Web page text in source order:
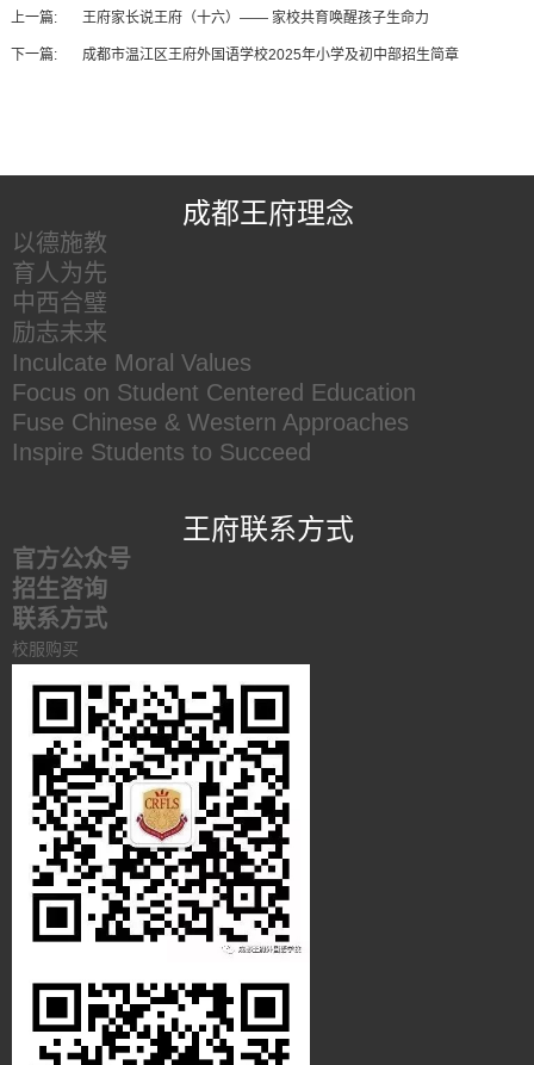
上一篇: 王府家长说王府（十六）—— 家校共育唤醒孩子生命力
下一篇: 成都市温江区王府外国语学校2025年小学及初中部招生简章
成都王府理念
以德施教
育人为先
中西合璧
励志未来
Inculcate Moral Values
Focus on Student Centered Education
Fuse Chinese & Western Approaches
Inspire Students to Succeed
王府联系方式
官方公众号
招生咨询
联系方式
校服购买